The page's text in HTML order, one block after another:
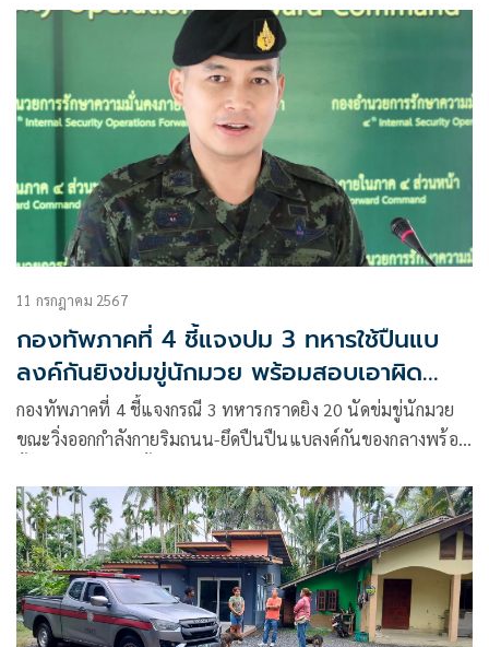
11 กรกฎาคม 2567
กองทัพภาคที่ 4 ชี้แจงปม 3 ทหารใช้ปืนแบ
ลงค์กันยิงข่มขู่นักมวย พร้อมสอบเอาผิด
วินัย-อาญา
กองทัพภาคที่ 4 ชี้แจงกรณี 3 ทหารกราดยิง 20 นัดข่มขู่นักมวย
ขณะวิ่งออกกำลังกายริมถนน-ยึดปืนปืนแบลงค์กันของกลางพร้อม